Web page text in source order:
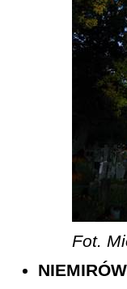
Fot.
NIEMIRÓW